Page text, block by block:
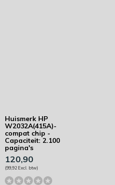
Huismerk HP
W2032A(415A)-
compat chip -
Capaciteit: 2.100
pagina's
120,90
(99,92 Excl. btw)